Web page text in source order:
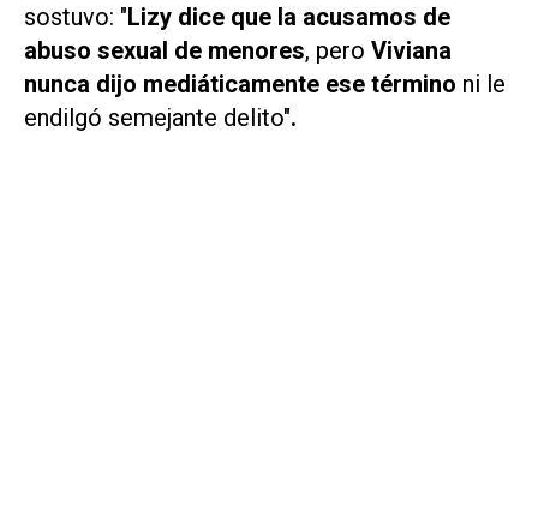
sostuvo: "Lizy dice que la acusamos de
abuso sexual de menores, pero Viviana
nunca dijo mediáticamente ese término ni le
endilgó semejante delito".